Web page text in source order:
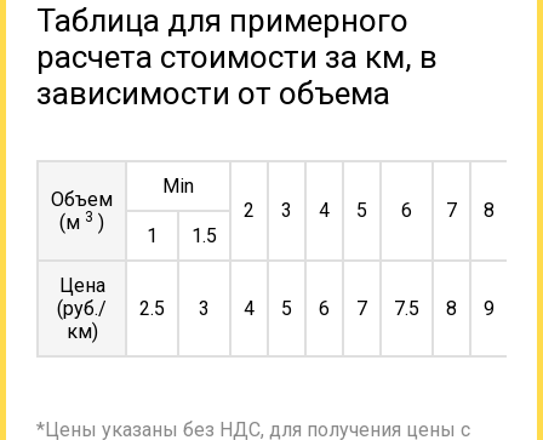
Таблица для примерного
расчета стоимости за км, в
зависимости от объема
Объем
(м 3 )
Min
2
3 4 5 6 7 8
1
1.5
Цена
(руб./
км)
2.5 3 4 5 6 7 7.5 8 9
*Цены указаны без НДС, для получения цены с